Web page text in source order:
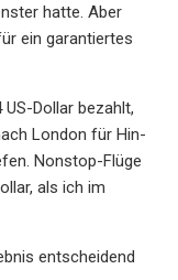
hatte. Aber
ein garantiertes
Dollar bezahlt,
London für Hin-
Nonstop-Flüge
als ich im
entscheidend